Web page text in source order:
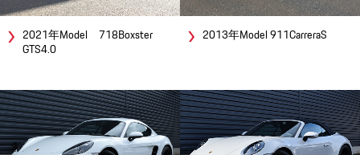
2021年Model 718Boxster
GTS4.0
2013年Model 911CarreraS